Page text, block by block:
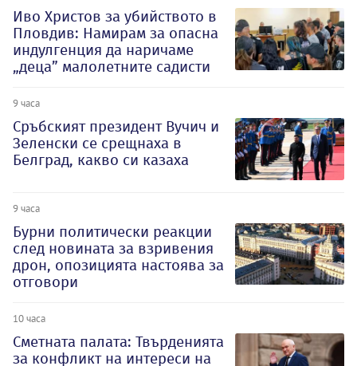
Иво Христов за убийството в
Пловдив: Намирам за опасна
индулгенция да наричаме
„деца” малолетните садисти
9 часа
Сръбският президент Вучич и
Зеленски се срещнаха в
Белград, какво си казаха
9 часа
Бурни политически реакции
след новината за взривения
дрон, опозицията настоява за
отговори
10 часа
Сметната палата: Твърденията
за конфликт на интереси на